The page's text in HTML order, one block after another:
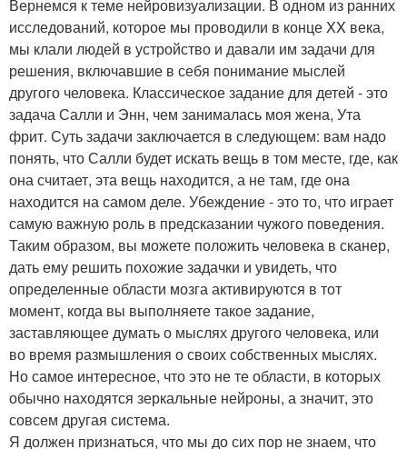
Вернемся к теме нейровизуализации. В одном из ранних
исследований, которое мы проводили в конце XX века,
мы клали людей в устройство и давали им задачи для
решения, включавшие в себя понимание мыслей
другого человека. Классическое задание для детей - это
задача Салли и Энн, чем занималась моя жена, Ута
фрит. Суть задачи заключается в следующем: вам надо
понять, что Салли будет искать вещь в том месте, где, как
она считает, эта вещь находится, а не там, где она
находится на самом деле. Убеждение - это то, что играет
самую важную роль в предсказании чужого поведения.
Таким образом, вы можете положить человека в сканер,
дать ему решить похожие задачки и увидеть, что
определенные области мозга активируются в тот
момент, когда вы выполняете такое задание,
заставляющее думать о мыслях другого человека, или
во время размышления о своих собственных мыслях.
Но самое интересное, что это не те области, в которых
обычно находятся зеркальные нейроны, а значит, это
совсем другая система.
Я должен признаться, что мы до сих пор не знаем, что